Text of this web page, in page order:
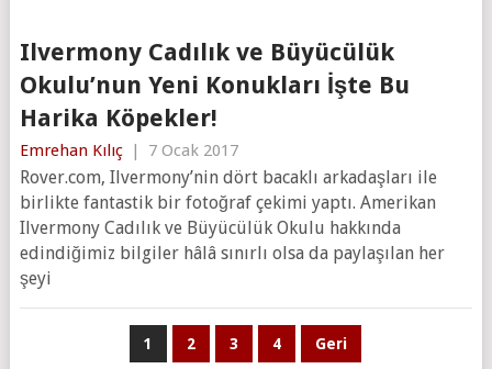
Ilvermony Cadılık ve Büyücülük
Okulu’nun Yeni Konukları İşte Bu
Harika Köpekler!
Emrehan Kılıç | 7 Ocak 2017
Rover.com, Ilvermony’nin dört bacaklı arkadaşları ile
birlikte fantastik bir fotoğraf çekimi yaptı. Amerikan
Ilvermony Cadılık ve Büyücülük Okulu hakkında
edindiğimiz bilgiler hâlâ sınırlı olsa da paylaşılan her
şeyi
1 2 3 4 Geri